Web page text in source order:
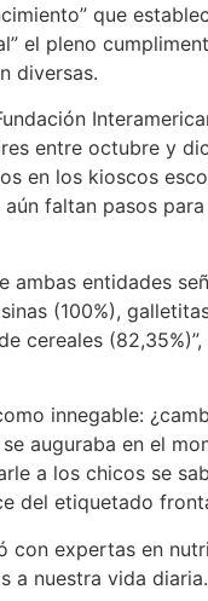
que
el pleno
diversas.
entre octubre y
en los kioscos
faltan pasos
ambas entidades
(100%),
cereales
innegable:
auguraba en el
a los chicos se
del etiquetado
expertas en
a nuestra vida diaria.